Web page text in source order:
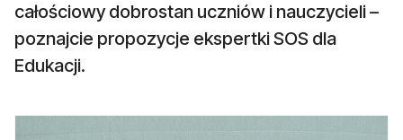
całościowy dobrostan uczniów i nauczycieli –
poznajcie propozycje ekspertki SOS dla
Edukacji.